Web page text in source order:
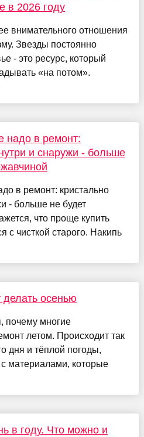
в 2026 году
внимательного отношения
Звезды постоянно
- это ресурс, который
«на потом».
надо в ремонт:
и снаружи - больше
в ремонт: кристально
- больше не будет
что проще купить
с чисткой старого. Накипь
делать осенью
почему многие
летом. Происходит так
дня и тёплой погоды,
материалами, которые
в году. Что можно и